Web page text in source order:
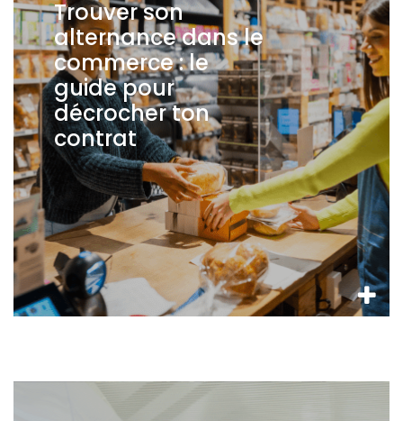
Trouver son
alternance dans le
commerce : le
guide pour
décrocher ton
contrat